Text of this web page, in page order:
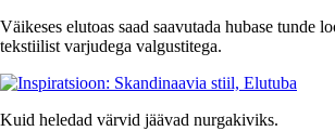
Väikeses elutoas saad saavutada hubase tunde
tekstiilist varjudega valgustitega.
Kuid heledad värvid jäävad nurgakiviks.